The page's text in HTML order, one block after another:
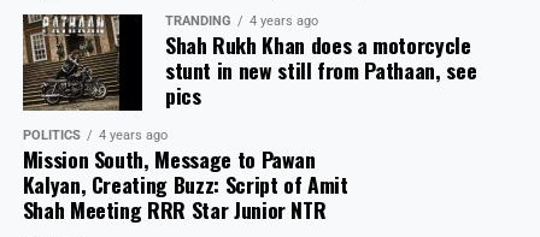
TRANDING 4 years ago
Shah Rukh Khan does a motorcycle
stunt in new still from Pathaan, see
pics
POLITICS 4 years ago
Mission South, Message to Pawan
Kalyan, Creating Buzz: Script of Amit
Shah Meeting RRR Star Junior NTR